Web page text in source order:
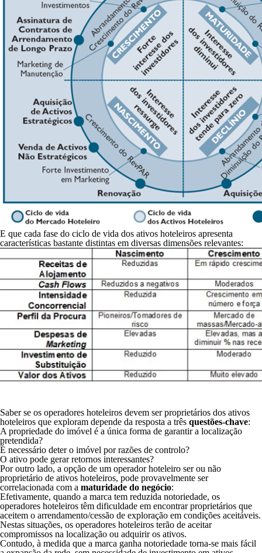
E que cada fase do ciclo de vida dos ativos hoteleiros apresenta
características bastante distintas em diversas dimensões relevantes:
Saber se os operadores hoteleiros devem ser proprietários dos ativos
hoteleiros que exploram depende da resposta a três questões-chave:
A propriedade do imóvel é a única forma de garantir a localização
pretendida?
É necessário deter o imóvel por razões de controlo?
O ativo pode gerar retornos interessantes?
Por outro lado, a opção de um operador hoteleiro ser ou não
proprietário de ativos hoteleiros, pode provavelmente ser
correlacionada com a maturidade do negócio:
Efetivamente, quando a marca tem reduzida notoriedade, os
operadores hoteleiros têm dificuldade em encontrar proprietários que
aceitem o arrendamento/cessão de exploração em condições aceitáveis.
Nestas situações, os operadores hoteleiros terão de aceitar
compromissos na localização ou adquirir os ativos.
Contudo, à medida que a marca ganha notoriedade torna-se mais fácil